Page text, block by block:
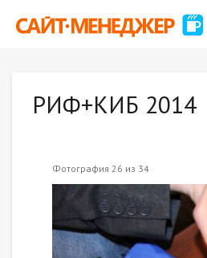
РИФ+КИБ 2014
Фотография 26 из 34